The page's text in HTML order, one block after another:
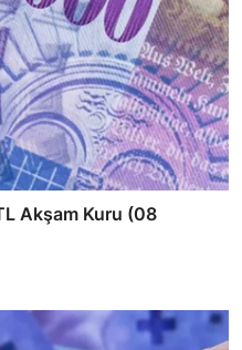
Akşam Kuru (08